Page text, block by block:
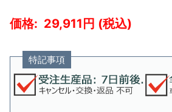
29,911
特記事項